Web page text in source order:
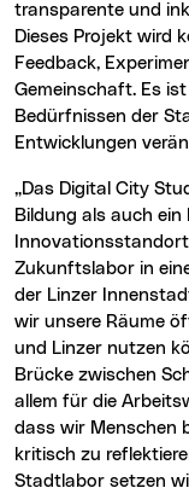
transparente und
Dieses Projekt wird
Feedback,
Gemeinschaft. Es
Bedürfnissen der
Entwicklungen
„Das Digital City Studio ist sowohl ein Ort für Forschung und
Bildung als auch
Zukunftslabor in
der Linzer
wir unsere Räume
und Linzer nutzen
Brücke zwischen
allem für die
dass wir Menschen
kritisch zu
Stadtlabor setzen